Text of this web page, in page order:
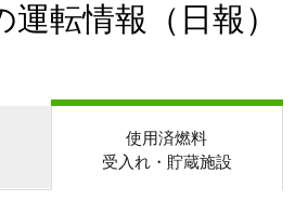
転情報（日報）
使用済燃料
受入れ・貯蔵施設